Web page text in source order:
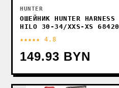
HUNTER
ОШЕЙНИК HUNTER HARNESS
HILO 30-34/XXS-XS 68420
★★★★★ 4.8
149.93 BYN